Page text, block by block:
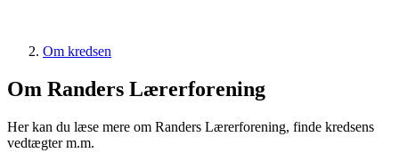
Om kredsen
Om Randers Lærerforening
Her kan du læse mere om Randers Lærerforening, finde kredsens
vedtægter m.m.